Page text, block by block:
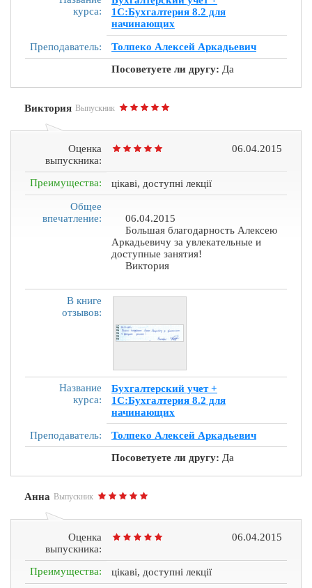
курса:
1С:Бухгалтерия 8.2 для
начинающих
Преподаватель:
Толпеко Алексей Аркадьевич
Посоветуете ли другу: Да
Виктория Выпускник
Оценка
выпускника:
06.04.2015
Преимущества: цікаві, доступні лекції
Общее
впечатление:
06.04.2015
Большая благодарность Алексею
Аркадьевичу за увлекательные и
доступные занятия!
Виктория
В книге
отзывов:
Название
курса:
Бухгалтерский учет +
1С:Бухгалтерия 8.2 для
начинающих
Преподаватель:
Толпеко Алексей Аркадьевич
Посоветуете ли другу: Да
Анна Выпускник
Оценка
выпускника:
06.04.2015
Преимущества: цікаві, доступні лекції